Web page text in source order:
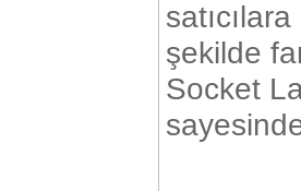
şekilde
Socket